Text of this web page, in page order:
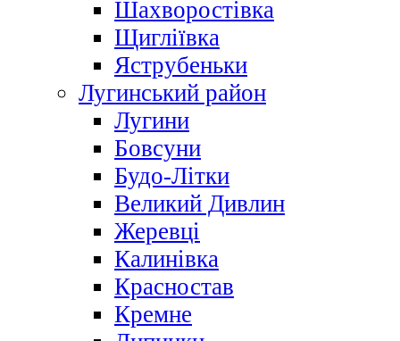
Шахворостівка
Щигліївка
Яструбеньки
Лугинський район
Лугини
Бовсуни
Будо-Літки
Великий Дивлин
Жеревці
Калинівка
Красностав
Кремне